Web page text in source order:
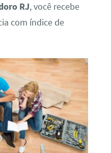
RJ, você recebe
com índice de